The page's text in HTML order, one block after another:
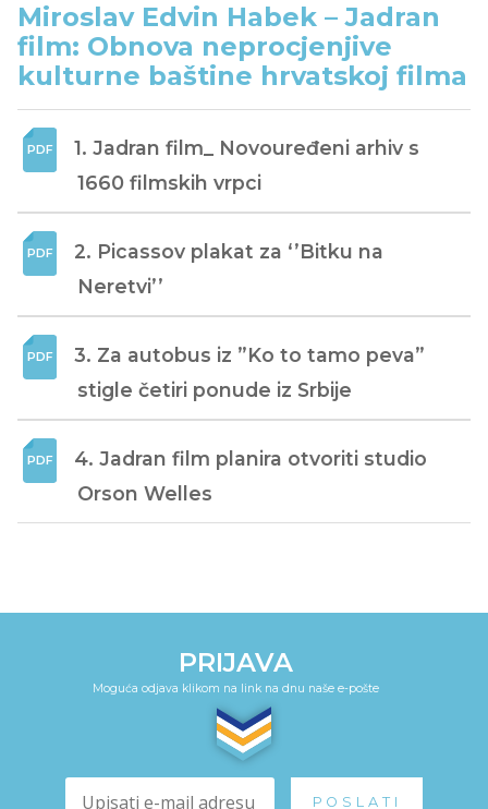
Miroslav Edvin Habek – Jadran
film: Obnova neprocjenjive
kulturne baštine hrvatskoj filma
1. Jadran film_ Novouređeni arhiv s
1660 filmskih vrpci
2. Picassov plakat za ‘’Bitku na
Neretvi’’
3. Za autobus iz ”Ko to tamo peva”
stigle četiri ponude iz Srbije
4. Jadran film planira otvoriti studio
Orson Welles
PRIJAVA
Moguća odjava klikom na link na dnu naše e-pošte